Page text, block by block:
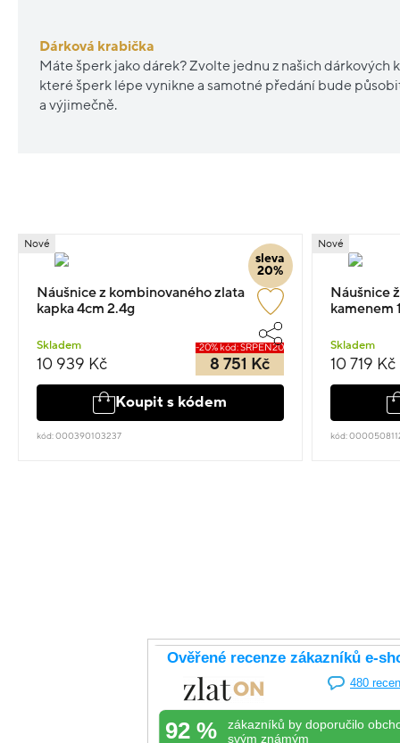
Dárková krabička
Máte šperk jako dárek? Zvolte jednu z našich dárkových
které šperk lépe vynikne a samotné předání bude
a výjimečně.
sleva
20%
Nové
Náušnice z kombinovaného zlata
kapka 4cm 2.4g
Skladem
10 939 Kč
-20% kód: SRPEN20
8 751 Kč
Koupit s kódem
kód: 000390103237
Nové
Náušnice
kamenem
Skladem
10 719 Kč
kód: